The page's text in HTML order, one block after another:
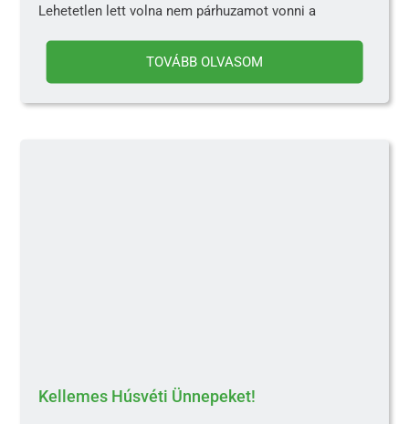
Lehetetlen lett volna nem párhuzamot vonni a
TOVÁBB OLVASOM
Kellemes Húsvéti Ünnepeket!